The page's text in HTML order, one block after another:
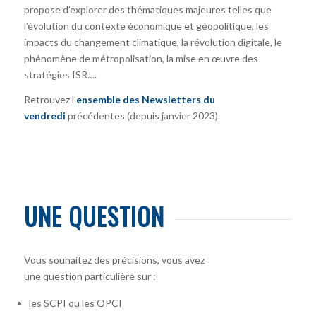
propose d’explorer des thématiques majeures telles que
l’évolution du contexte économique et géopolitique, les
impacts du changement climatique, la révolution digitale, le
phénomène de métropolisation, la mise en œuvre des
stratégies ISR….
Retrouvez l’ensemble des Newsletters du
vendredi précédentes (depuis janvier 2023).
UNE QUESTION
Vous souhaitez des précisions, vous avez
une question particulière sur :
les SCPI ou les OPCI